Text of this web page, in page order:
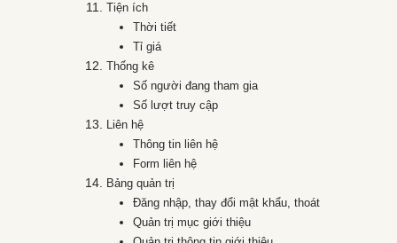
Tiện ích
Thời tiết
Tỉ giá
Thống kê
Số người đang tham gia
Số lượt truy cập
Liên hệ
Thông tin liên hệ
Form liên hệ
Bảng quản trị
Đăng nhập, thay đổi mật khẩu, thoát
Quản trị mục giới thiệu